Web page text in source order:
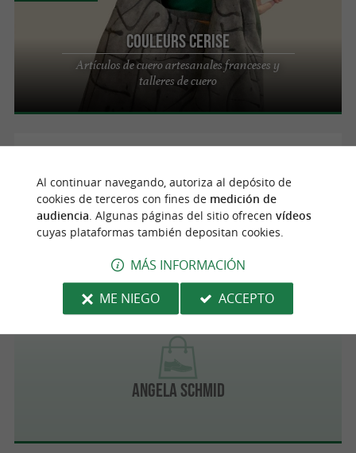
Couleurs Cerise
Artículos de cuero artesanales franceses y
talleres de cuero
AINHOA Maroquinerie
Angela Schmid
San Juan de Luz
Al continuar navegando, autoriza al depósito de
cookies de terceros con fines de medición de
audiencia . Algunas páginas del sitio ofrecen vídeos
cuyas plataformas también depositan cookies.
MÁS INFORMACIÓN
ME NIEGO
ACCEPTO